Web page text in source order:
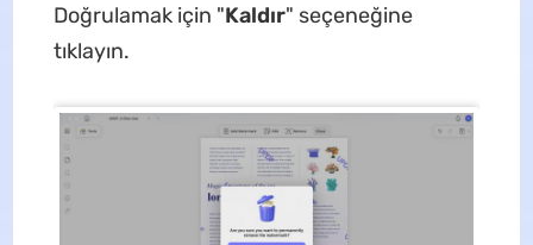
Doğrulamak için "Kaldır" seçeneğine
tıklayın.